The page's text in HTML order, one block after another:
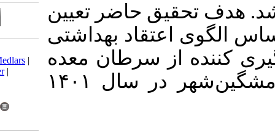
حاضر تعیین
بهداشتی
سرطان معده
در کارکنان ادارات شهر مشگین‌شهر در سال ۱۴۰۱
BibTeX
RIS |EndNote| Medlars
|
ProCite
Reference Manager |